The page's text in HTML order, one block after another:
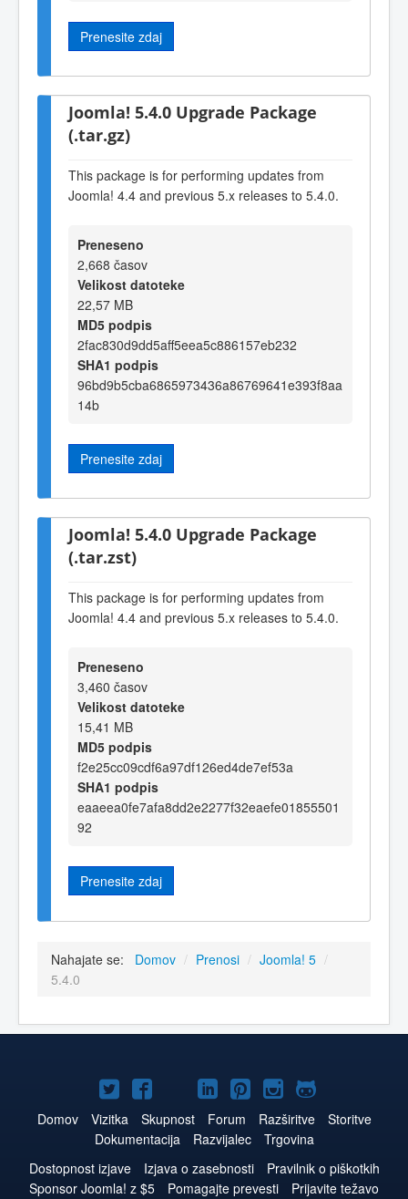
Prenesite zdaj
Joomla! 5.4.0 Upgrade Package
(.tar.gz)
This package is for performing updates from
Joomla! 4.4 and previous 5.x releases to 5.4.0.
Preneseno
2,668 časov
Velikost datoteke
22,57 MB
MD5 podpis
2fac830d9dd5aff5eea5c886157eb232
SHA1 podpis
96bd9b5cba6865973436a86769641e393f8aa
14b
Prenesite zdaj
Joomla! 5.4.0 Upgrade Package
(.tar.zst)
This package is for performing updates from
Joomla! 4.4 and previous 5.x releases to 5.4.0.
Preneseno
3,460 časov
Velikost datoteke
15,41 MB
MD5 podpis
f2e25cc09cdf6a97df126ed4de7ef53a
SHA1 podpis
eaaeea0fe7afa8dd2e2277f32eaefe01855501
92
Prenesite zdaj
Nahajate se: Domov / Prenosi / Joomla! 5 /
5.4.0
Joomla!
na
Twitter
Joomla!
na
Facebook
Joomla!
na
YouTube
Joomla!
na
LinkedIn
Joomla!
na
Pinterest
Joomla!
na
Instagram
Joomla!
na
GitHub
Domov Vizitka Skupnost Forum Razširitve
Storitve
Dokumentacija
Razvijalec
Trgovina
Dostopnost izjave
Izjava o zasebnosti
Pravilnik o piškotkih
Sponsor Joomla! z $5
Pomagajte prevesti
Prijavite težavo